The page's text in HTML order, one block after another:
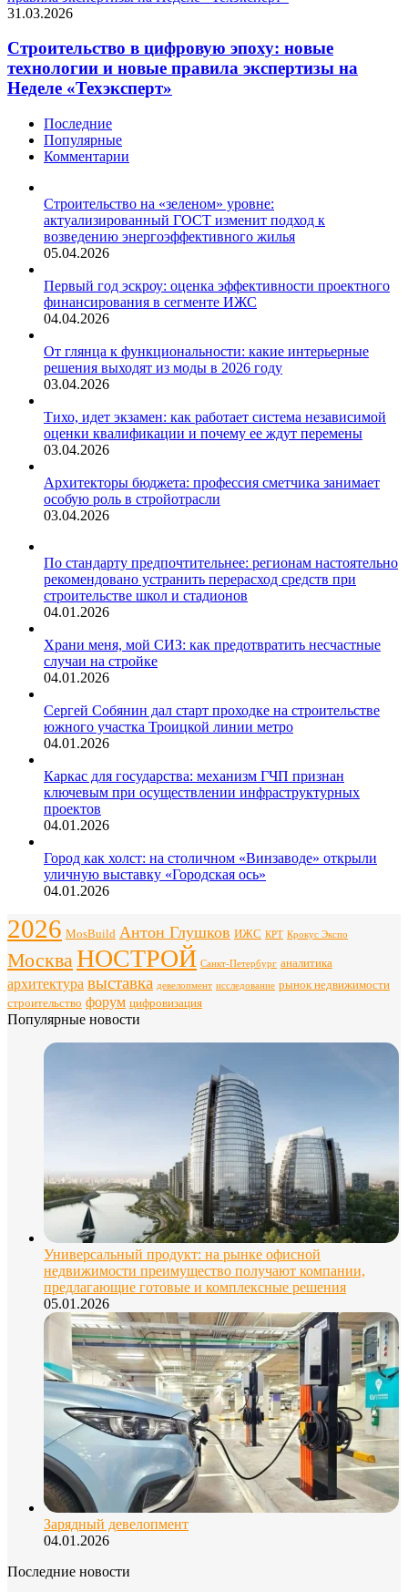
31.03.2026
Строительство в цифровую эпоху: новые
технологии и новые правила экспертизы на
Неделе «Техэксперт»
Последние
Популярные
Комментарии
Строительство на «зеленом» уровне:
актуализированный ГОСТ изменит подход к
возведению энергоэффективного жилья
05.04.2026
Первый год эскроу: оценка эффективности проектного
финансирования в сегменте ИЖС
04.04.2026
От глянца к функциональности: какие интерьерные
решения выходят из моды в 2026 году
03.04.2026
Тихо, идет экзамен: как работает система независимой
оценки квалификации и почему ее ждут перемены
03.04.2026
Архитекторы бюджета: профессия сметчика занимает
особую роль в стройотрасли
03.04.2026
По стандарту предпочтительнее: регионам настоятельно
рекомендовано устранить перерасход средств при
строительстве школ и стадионов
04.01.2026
Храни меня, мой СИЗ: как предотвратить несчастные
случаи на стройке
04.01.2026
Сергей Собянин дал старт проходке на строительстве
южного участка Троицкой линии метро
04.01.2026
Каркас для государства: механизм ГЧП признан
ключевым при осуществлении инфраструктурных
проектов
04.01.2026
Город как холст: на столичном «Винзаводе» открыли
уличную выставку «Городская ось»
04.01.2026
2026 MosBuild Антон Глушков ИЖС КРТ Крокус Экспо
МоскваНОСТРОЙ Санкт-Петербург аналитика
архитектура выставка девелопмент исследование рынок недвижимости
строительство форум цифровизация
Популярные новости
Универсальный продукт: на рынке офисной
недвижимости преимущество получают компании,
предлагающие готовые и комплексные решения
05.01.2026
Зарядный девелопмент
04.01.2026
Последние новости